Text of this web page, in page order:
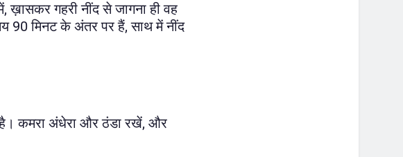
ख़ासकर गहरी नींद से जागना ही वह
90 मिनट के अंतर पर हैं, साथ में नींद
है। कमरा अंधेरा और ठंडा रखें, और